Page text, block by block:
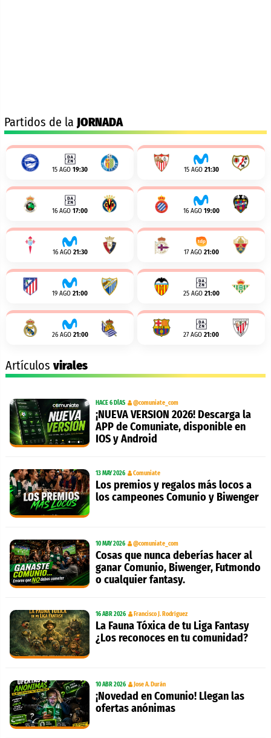
Partidos de la JORNADA
15 AGO 19:30 15 AGO 21:30
16 AGO 17:00 16 AGO 19:00
16 AGO 21:30 17 AGO 21:00
19 AGO 21:00 25 AGO 21:00
26 AGO 21:00 27 AGO 21:00
Artículosvirales
HACE 6 DÍAS @comuniate_com
¡NUEVA VERSION 2026! Descarga la
APP de Comuniate, disponible en
IOS y Android
13 MAY 2026 Comuniate
Los premios y regalos más locos a
los campeones Comunio y Biwenger
10 MAY 2026 @comuniate_com
Cosas que nunca deberías hacer al
ganar Comunio, Biwenger, Futmondo
o cualquier fantasy.
16 ABR 2026 Francisco J. Rodríguez
La Fauna Tóxica de tu Liga Fantasy
¿Los reconoces en tu comunidad?
10 ABR 2026 Jose A. Durán
¡Novedad en Comunio! Llegan las
ofertas anónimas